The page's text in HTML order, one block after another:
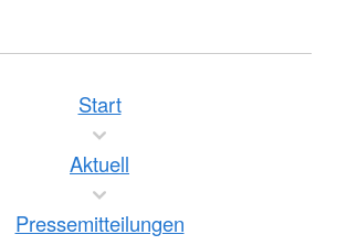
Start
Aktuell
Pressemitteilungen